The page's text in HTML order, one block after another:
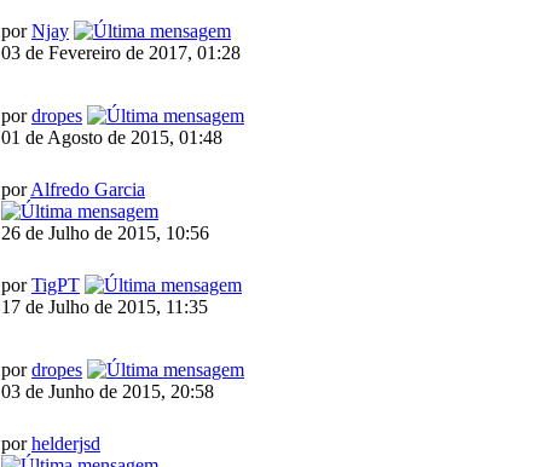
porNjay
03 de Fevereiro de 2017, 01:28
pordropes
01 de Agosto de 2015, 01:48
porAlfredo Garcia
26 de Julho de 2015, 10:56
porTigPT
17 de Julho de 2015, 11:35
pordropes
03 de Junho de 2015, 20:58
porhelderjsd